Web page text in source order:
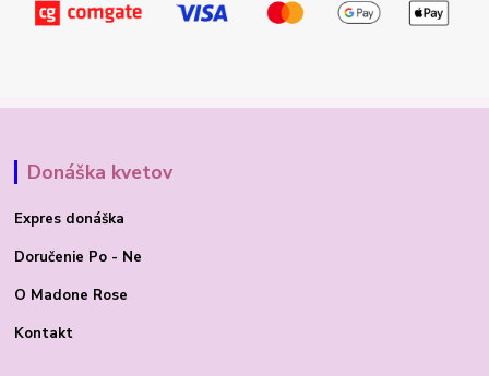
Donáška kvetov
Expres donáška
Doručenie Po - Ne
O Madone Rose
Kontakt